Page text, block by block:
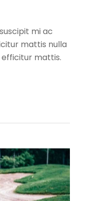
mi ac
mattis nulla
efficitur mattis.